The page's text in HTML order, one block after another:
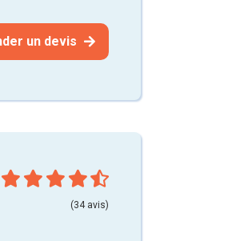
un devis
(34 avis)